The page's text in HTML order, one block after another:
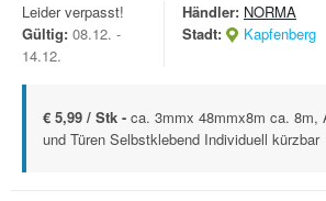
Leider verpasst!
Gültig: 08.12. -
14.12.
Händler: NORMA
Stadt:
Kapfenberg
€ 5,99 / Stk - ca. 3mmx 48mmx8m ca. 8m,
und Türen Selbstklebend Individuell kürzbar